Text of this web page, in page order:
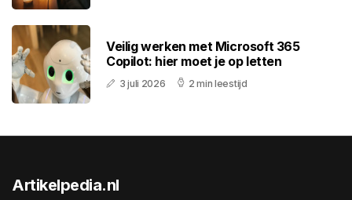
Veilig werken met Microsoft 365
Copilot: hier moet je op letten
3 juli 2026 2 min leestijd
Artikelpedia.nl